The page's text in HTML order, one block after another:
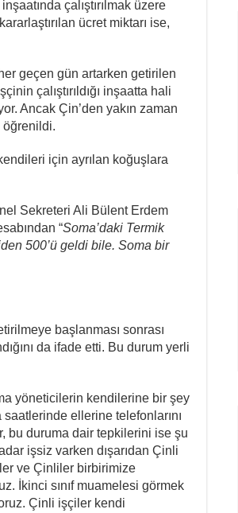
çalıştırılmak üzere
ücret miktarı ise,
geçen gün artarken getirilen
çalıştırıldığı inşaatta hali
Ancak Çin’den yakın zaman
öğrenildi.
için ayrılan koğuşlara
Sekreteri Ali Bülent Erdem
“Soma’daki Termik
500’ü geldi bile. Soma bir
başlanması sonrası
da ifade etti. Bu durum yerli
yöneticilerin kendilerine bir şey
ellerine telefonlarını
bu duruma dair tepkilerini ise şu
işsiz varken dışarıdan Çinli
ve Çinliler birbirimize
İkinci sınıf muamelesi görmek
Çinli işçiler kendi